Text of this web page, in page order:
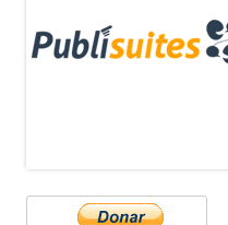
lateral
principal